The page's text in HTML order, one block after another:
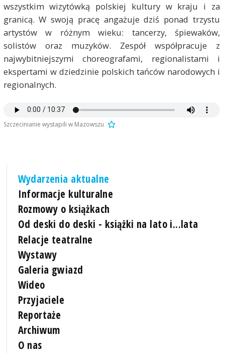
wszystkim wizytówką polskiej kultury w kraju i za
granicą. W swoją pracę angażuje dziś ponad trzystu
artystów w różnym wieku: tancerzy, śpiewaków,
solistów oraz muzyków. Zespół współpracuje z
najwybitniejszymi choreografami, regionalistami i
ekspertami w dziedzinie polskich tańców narodowych i
regionalnych.
Szczecinianie wystapili w Mazowszu
Wydarzenia aktualne
Informacje kulturalne
Rozmowy o książkach
Od deski do deski - książki na lato i...lata
Relacje teatralne
Wystawy
Galeria gwiazd
Wideo
Przyjaciele
Reportaże
Archiwum
O nas